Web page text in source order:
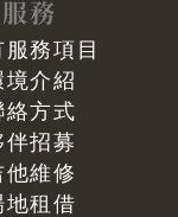
服務
服務項目
境介紹
絡方式
伴招募
他維修
地租借